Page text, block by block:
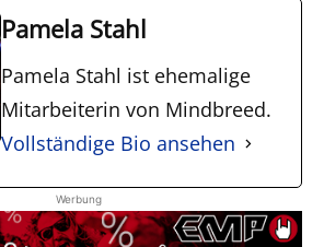
Pamela Stahl
Pamela Stahl ist ehemalige
Mitarbeiterin von Mindbreed.
Vollständige Bio ansehen
Werbung